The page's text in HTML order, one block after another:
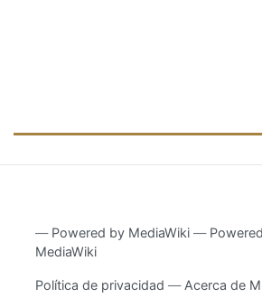
― Powered by MediaWiki ―
MediaWiki
Política de privacidad
Acerca de